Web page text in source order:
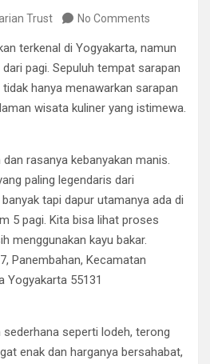
Trust No Comments
terkenal di Yogyakarta, namun
pagi. Sepuluh tempat sarapan
hanya menawarkan sarapan
wisata kuliner yang istimewa.
rasanya kebanyakan manis.
paling legendaris dari
tapi dapur utamanya ada di
5 pagi. Kita bisa lihat proses
menggunakan kayu bakar.
Panembahan, Kecamatan
Yogyakarta 55131
sederhana seperti lodeh, terong
enak dan harganya bersahabat,